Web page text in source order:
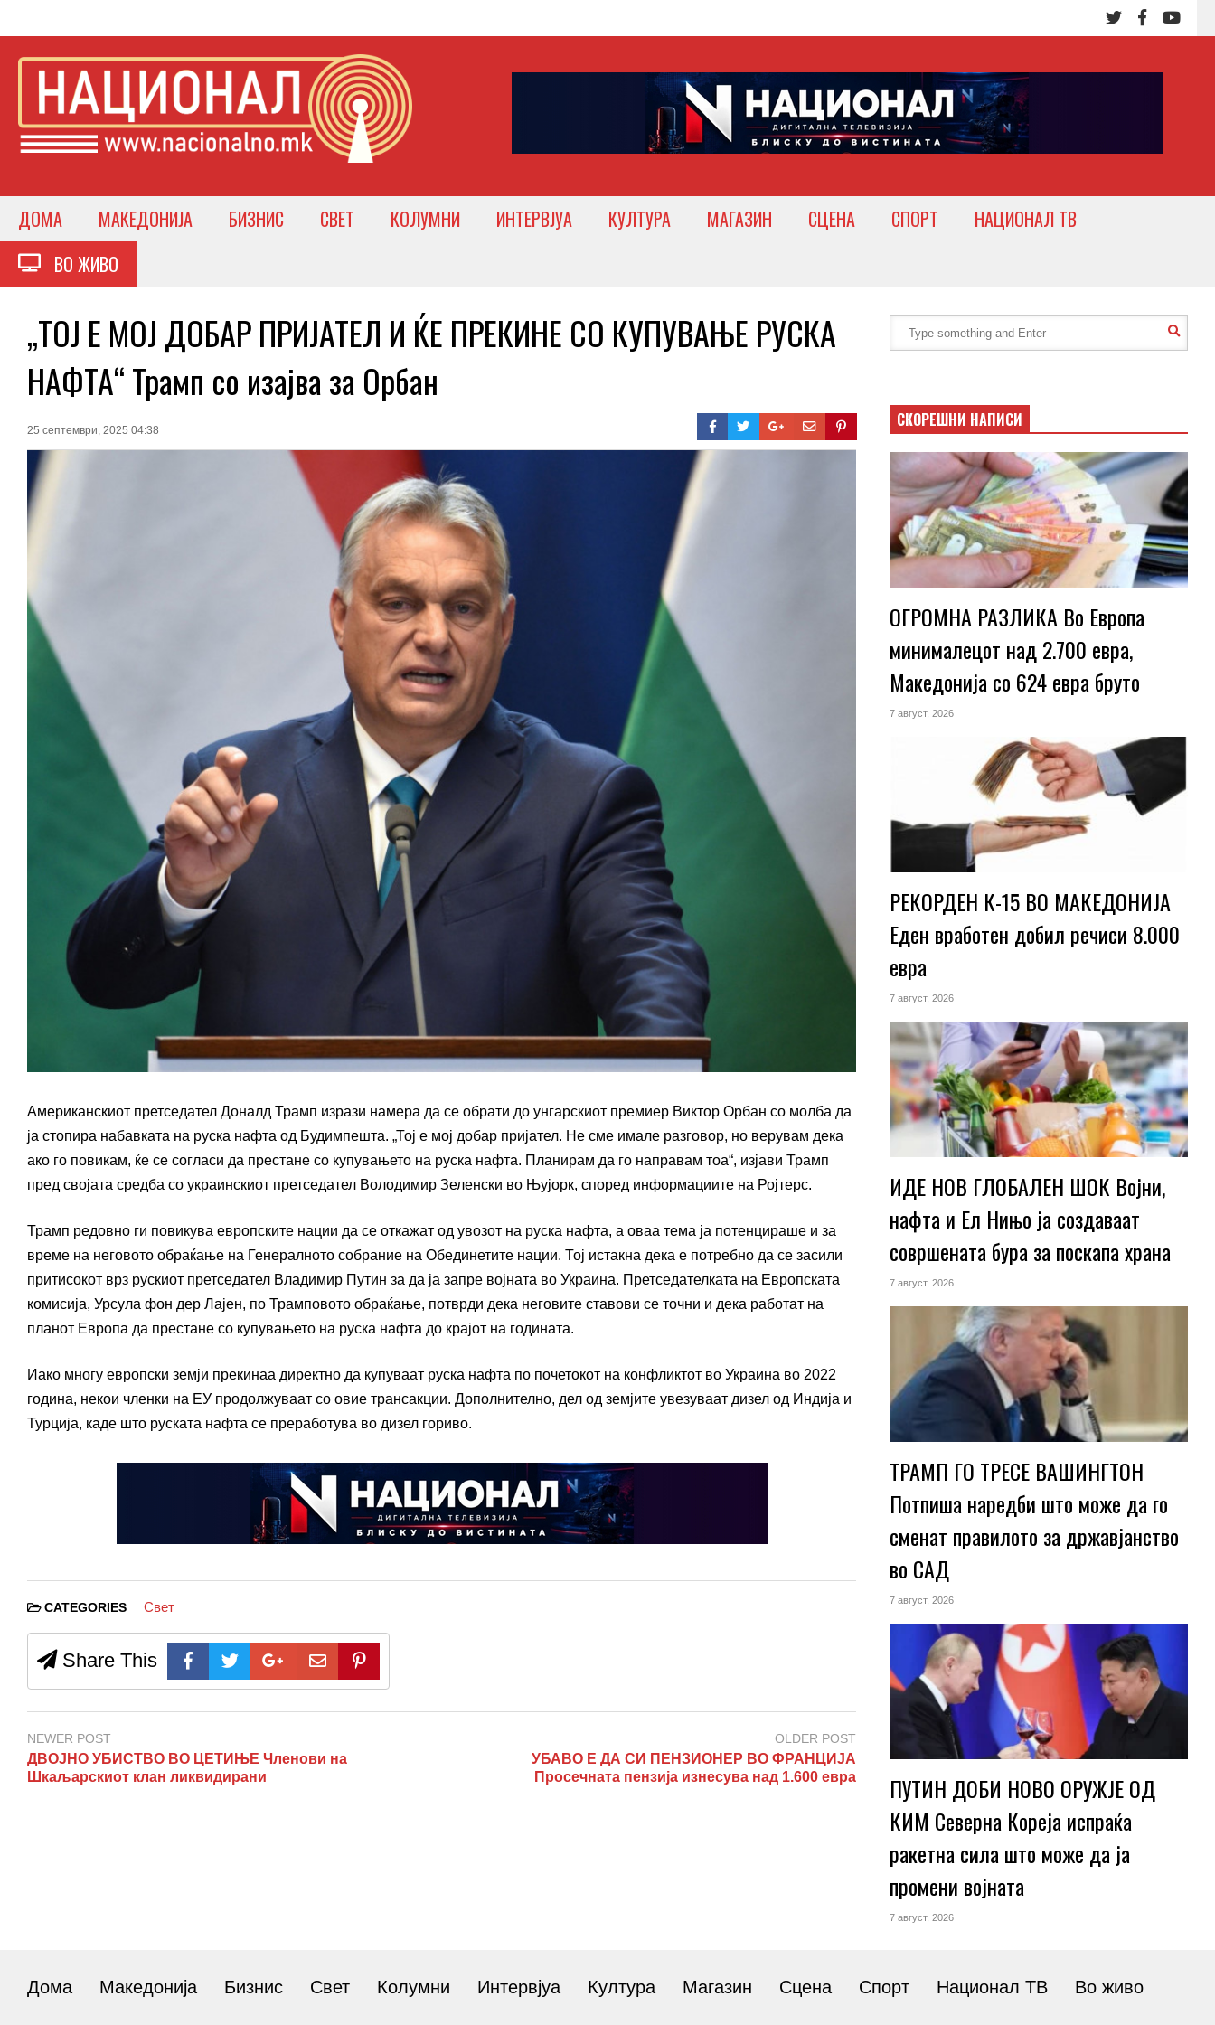
ДОМА МАКЕДОНИЈА БИЗНИС СВЕТ КОЛУМНИ ИНТЕРВЈУА КУЛТУРА МАГАЗИН СЦЕНА СПОРТ
НАЦИОНАЛ ТВ
ВО ЖИВО
„ТОЈ Е МОЈ ДОБАР ПРИЈАТЕЛ И ЌЕ ПРЕКИНЕ СО КУПУВАЊЕ РУСКА
НАФТА“ Трамп со изајва за Орбан
25 септември, 2025 04:38
Американскиот претседател Доналд Трамп изрази намера да се обрати до унгарскиот премиер Виктор Орбан со молба да
ја стопира набавката на руска нафта од Будимпешта. „Тој е мој добар пријател. Не сме имале разговор, но верувам дека
ако го повикам, ќе се согласи да престане со купувањето на руска нафта. Планирам да го направам тоа“, изјави Трамп
пред својата средба со украинскиот претседател Володимир Зеленски во Њујорк, според информациите на Ројтерс.
Трамп редовно ги повикува европските нации да се откажат од увозот на руска нафта, а оваа тема ја потенцираше и за
време на неговото обраќање на Генералното собрание на Обединетите нации. Тој истакна дека е потребно да се засили
притисокот врз рускиот претседател Владимир Путин за да ја запре војната во Украина. Претседателката на Европската
комисија, Урсула фон дер Лајен, по Трамповото обраќање, потврди дека неговите ставови се точни и дека работат на
планот Европа да престане со купувањето на руска нафта до крајот на годината.
Иако многу европски земји прекинаа директно да купуваат руска нафта по почетокот на конфликтот во Украина во 2022
година, некои членки на ЕУ продолжуваат со овие трансакции. Дополнително, дел од земјите увезуваат дизел од Индија и
Турција, каде што руската нафта се преработува во дизел гориво.
CATEGORIES Свет
Share This
NEWER POST
ДВОЈНО УБИСТВО ВО ЦЕТИЊЕ Членови на
Шкаљарскиот клан ликвидирани
OLDER POST
УБАВО Е ДА СИ ПЕНЗИОНЕР ВО ФРАНЦИЈА
Просечната пензија изнесува над 1.600 евра
СКОРЕШНИ НАПИСИ
ОГРОМНА РАЗЛИКА Во Европа
минималецот над 2.700 евра,
Македонија со 624 евра бруто
7 август, 2026
РЕКОРДЕН К-15 ВО МАКЕДОНИЈА
Еден вработен добил речиси 8.000
евра
7 август, 2026
ИДЕ НОВ ГЛОБАЛЕН ШОК Војни,
нафта и Ел Нињо ја создаваат
совршената бура за поскапа храна
7 август, 2026
ТРАМП ГО ТРЕСЕ ВАШИНГТОН
Потпиша наредби што може да го
сменат правилото за државјанство
во САД
7 август, 2026
ПУТИН ДОБИ НОВО ОРУЖЈЕ ОД
КИМ Северна Кореја испраќа
ракетна сила што може да ја
промени војната
7 август, 2026
Дома Македонија Бизнис Свет Колумни Интервјуа Култура Магазин Сцена Спорт Национал ТВ Во живо